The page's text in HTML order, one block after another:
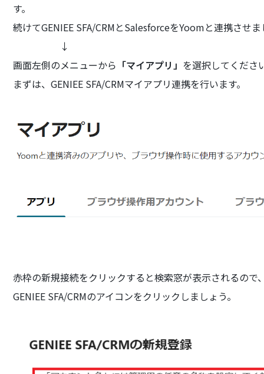
す。
続けてGENIEE SFA/CRMとSalesforceをYoomと連携させ
↓
画面左側のメニューから 「マイアプリ」 を選択してくださ
まずは、GENIEE SFA/CRMマイアプリ連携を行います。
赤枠の新規接続をクリックすると検索窓が表示されるので
GENIEE SFA/CRMのアイコンをクリックしましょう。